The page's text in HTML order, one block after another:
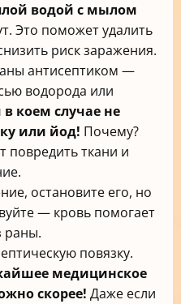
водой с мылом
Это поможет удалить
риск заражения.
антисептиком —
водорода или
коем случае не
или йод! Почему?
повредить ткани и
остановите его, но
— кровь помогает
раны.
повязку.
медицинское
скорее! Даже если